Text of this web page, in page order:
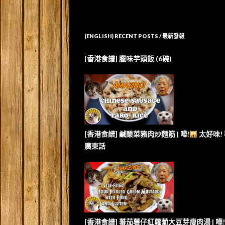
(ENGLISH) RECENT POSTS / 最新發報
[香港食譜] 臘味芋頭飯 (6碗)
[香港食譜] 鹹酸菜豬肉炒麵筋 | 嘩!
太好味!
廣東話
[香港食譜] 蕃茄薯仔紅蘿蔔大豆芽瘦肉湯 | 嘩!